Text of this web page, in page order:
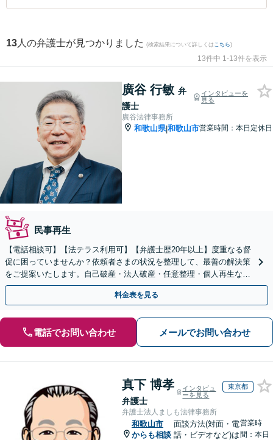
13 人の弁護士が見つかりました (検索結果について詳しくは こちら)
13件中 1-13件を表示
廣谷 行敏 弁
護士
インタビューを
見る
廣谷法律事務所
和歌山県|和歌山市営業時間：本日定休日
民事再生
【電話相談可】【法テラス利用可】【弁護士歴20年以上】度重なる督
促に困っていませんか？依頼者さまの状況を整理して、最善の解決策
をご提案いたします。自己破産・法人破産・任意整理・個人再生な
ど、お気軽にご連絡を！【完全個室】【和歌山駅15分】
料金表を見る
電話でお問い合わせ メールでお問い合わせ
真下 博孝
弁護士
インタビュ
ーを見る
東京都
弁護士法人ましも法律事務所
和歌山市
からも相談
面談方法(対面・電
話・ビデオなど)は
営業時
間：本日